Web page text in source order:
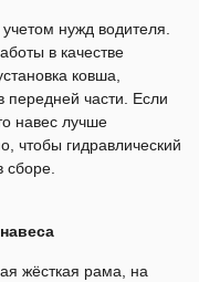
нужд водителя.
в качестве
ковша,
передней части. Если
навес лучше
чтобы гидравлический
жёсткая рама, на